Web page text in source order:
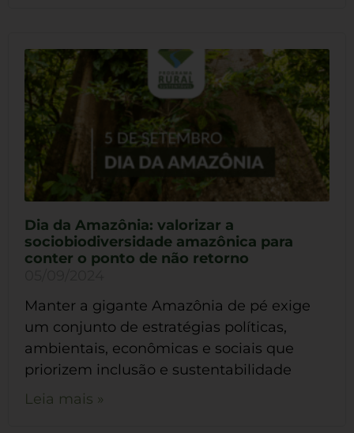
Dia da Amazônia: valorizar a
sociobiodiversidade amazônica para
conter o ponto de não retorno
Manter a gigante Amazônia de pé exige
um conjunto de estratégias políticas,
ambientais, econômicas e sociais que
priorizem inclusão e sustentabilidade
Leia mais »